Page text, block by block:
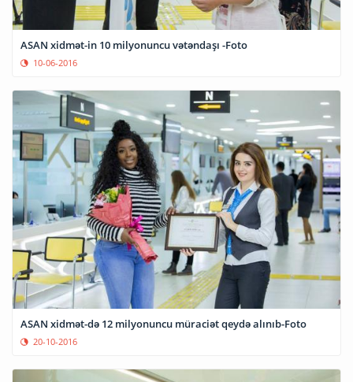
ASAN xidmət-in 10 milyonuncu vətəndaşı -Foto
10-06-2016
ASAN xidmət-də 12 milyonuncu müraciət qeydə alınıb-Foto
20-10-2016